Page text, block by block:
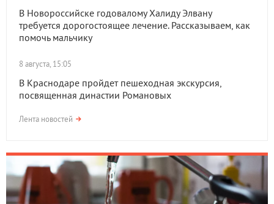
В Новороссийске годовалому Халиду Элвану
требуется дорогостоящее лечение. Рассказываем, как
помочь мальчику
8 августа, 15:05
В Краснодаре пройдет пешеходная экскурсия,
посвященная династии Романовых
Лента новостей